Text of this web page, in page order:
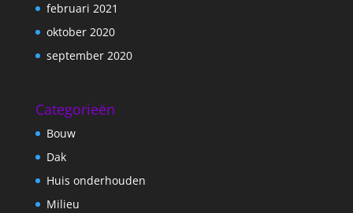
februari 2021
oktober 2020
september 2020
Categorieën
Bouw
Dak
Huis onderhouden
Milieu